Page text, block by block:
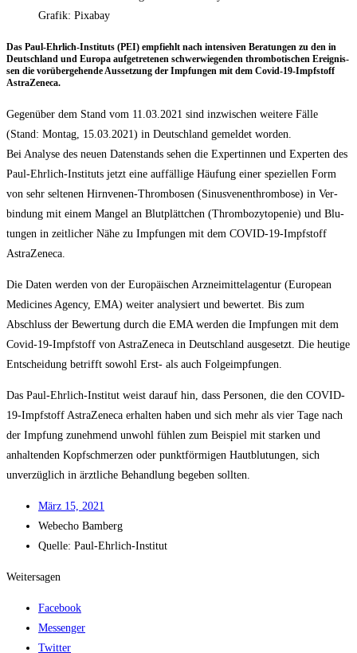
Grafik: Pixabay
Das Paul-Ehr­lich-Insti­tuts (PEI) emp­fiehlt nach inten­si­ven Bera­tun­gen zu den in
Deutsch­land und Euro­pa auf­ge­tre­te­nen schwer­wie­gen­den throm­bo­ti­schen Ereig­nis­
sen die vor­über­ge­hen­de Aus­set­zung der Imp­fun­gen mit dem Covid-19-Impf­stoff
AstraZeneca.
Gegen­über dem Stand vom 11.03.2021 sind inzwi­schen wei­te­re Fäl­le
(Stand: Mon­tag, 15.03.2021) in Deutsch­land gemel­det wor­den.
Bei Ana­ly­se des neu­en Daten­stands sehen die Exper­tin­nen und Exper­ten des
Paul-Ehr­lich-Insti­tuts jetzt eine auf­fäl­li­ge Häu­fung einer spe­zi­el­len Form
von sehr sel­te­nen Hirn­ve­nen-Throm­bo­sen (Sinus­ve­nen­throm­bo­se) in Ver­
bin­dung mit einem Man­gel an Blut­plätt­chen (Throm­bo­zy­to­pe­nie) und Blu­
tun­gen in zeit­li­cher Nähe zu Imp­fun­gen mit dem COVID-19-Impf­stoff
AstraZeneca.
Die Daten wer­den von der Euro­päi­schen Arz­nei­mit­tel­agen­tur (Euro­pean
Medi­ci­nes Agen­cy, EMA) wei­ter ana­ly­siert und bewer­tet. Bis zum
Abschluss der Bewer­tung durch die EMA wer­den die Imp­fun­gen mit dem
Covid-19-Impf­stoff von Astra­Ze­ne­ca in Deutsch­land aus­ge­setzt. Die heu­ti­ge
Ent­schei­dung betrifft sowohl Erst- als auch Folgeimpfungen.
Das Paul-Ehr­lich-Insti­tut weist dar­auf hin, dass Per­so­nen, die den COVID-
19-Impf­stoff Astra­Ze­ne­ca erhal­ten haben und sich mehr als vier Tage nach
der Imp­fung zuneh­mend unwohl füh­len zum Bei­spiel mit star­ken und
anhal­ten­den Kopf­schmer­zen oder punkt­för­mi­gen Haut­blu­tun­gen, sich
unver­züg­lich in ärzt­li­che Behand­lung bege­ben sollten.
März 15, 2021
Web­echo Bamberg
Quel­le: Paul-Ehrlich-Institut
Weitersagen
Facebook
Messenger
Twitter